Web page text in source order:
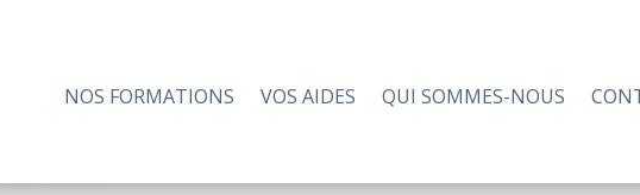
NOS FORMATIONS VOS AIDES QUI SOMMES-NOUS